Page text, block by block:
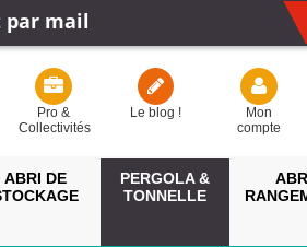
mail
Pro &
Collectivités
Le blog !
Mon
compte
ABRI DE
PERGOLA &
TONNELLE